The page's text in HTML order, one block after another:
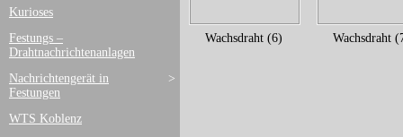
Kurioses
Festungs –
Drahtnachrichtenanlagen
>
Nachrichtengerät in
Festungen
WTS Koblenz
Wachsdraht (6) Wachsdraht